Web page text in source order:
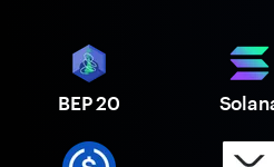
BEP 20